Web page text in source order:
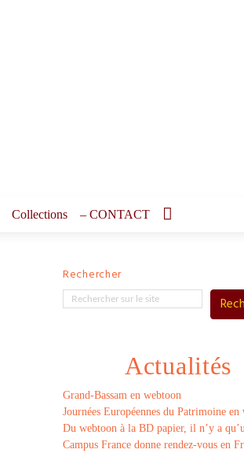
Collections – CONTACT
Rechercher
Actualités
Grand-Bassam en webtoon
Journées Européennes du Patrimoine en
Du webtoon à la BD papier, il n’y a
Campus France donne rendez-vous en